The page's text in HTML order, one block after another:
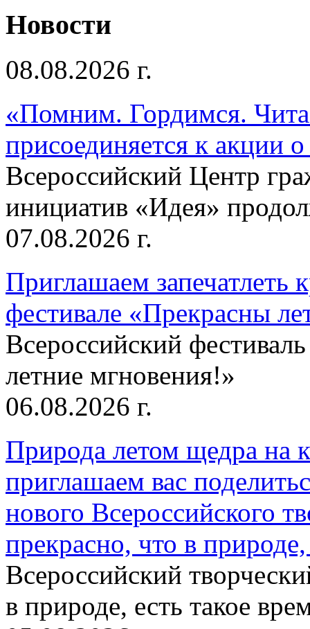
Новости
08.08.2026 г.
«Помним. Гордимся.
присоединяется к акции
Всероссийский Центр
инициатив «Идея»
07.08.2026 г.
Приглашаем запечатлеть
фестивале «Прекрасны
Всероссийский
летние мгновения!»
06.08.2026 г.
Природа летом щедра на
приглашаем вас
нового Всероссийского
прекрасно, что в
Всероссийский
в природе, есть такое